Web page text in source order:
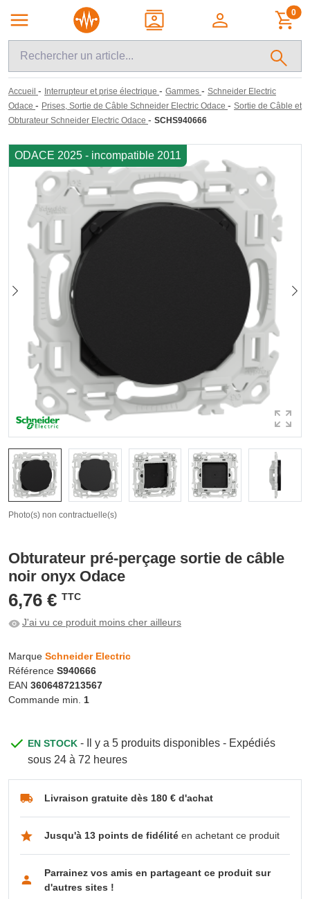
0
Accueil - Interrupteur et prise électrique - Gammes - Schneider Electric
Odace - Prises, Sortie de Câble Schneider Electric Odace - Sortie de Câble et
Obturateur Schneider Electric Odace - SCHS940666
ODACE 2025 - incompatible 2011
Photo(s) non contractuelle(s)
Obturateur pré-perçage sortie de câble
noir onyx Odace
6,76 € TTC
J'ai vu ce produit moins cher ailleurs
Marque Schneider Electric
Référence S940666
EAN 3606487213567
Commande min. 1
EN STOCK- Il y a 5 produits disponibles - Expédiés
sous 24 à 72 heures
Livraison gratuite dès 180 € d'achat
Jusqu'à 13 points de fidélitéen achetant ce produit
Parrainez vos amis en partageant ce produit sur
d'autres sites !